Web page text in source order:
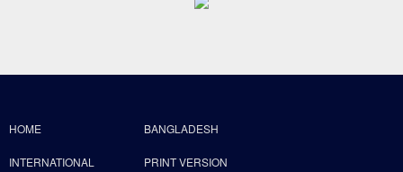
HOME BANGLADESH
INTERNATIONAL PRINT VERSION